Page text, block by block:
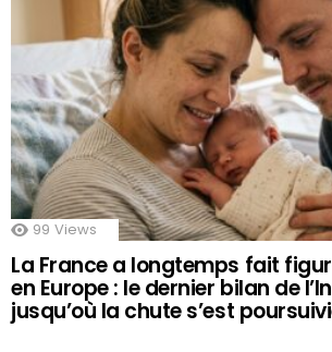
99 Views
La France a longtemps fait
en Europe : le dernier bilan de
jusqu’où la chute s’est